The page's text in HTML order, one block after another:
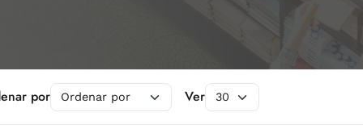
por Ver